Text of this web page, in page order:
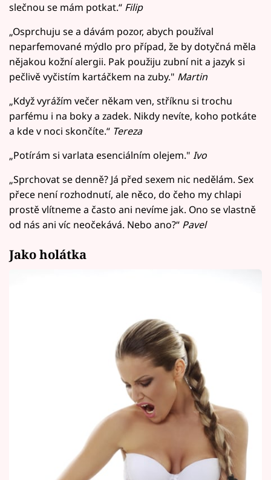
slečnou se mám potkat.“ Filip
„Osprchuju se a dávám pozor, abych používal
neparfemované mýdlo pro případ, že by dotyčná měla
nějakou kožní alergii. Pak použiju zubní nit a jazyk si
pečlivě vyčistím kartáčkem na zuby." Martin
„Když vyrážím večer někam ven, stříknu si trochu
parfému i na boky a zadek. Nikdy nevíte, koho potkáte
a kde v noci skončíte.“ Tereza
„Potírám si varlata esenciálním olejem." Ivo
„Sprchovat se denně? Já před sexem nic nedělám. Sex
přece není rozhodnutí, ale něco, do čeho my chlapi
prostě vlítneme a často ani nevíme jak. Ono se vlastně
od nás ani víc neočekává. Nebo ano?“ Pavel
Jako holátka